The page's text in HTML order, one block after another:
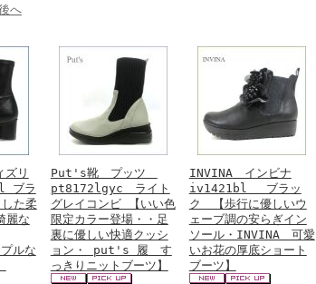
へ
リ
ブラ
た柔
麗な
ルな
Put's靴 プッツ
pt8172lgyc ライト
グレイコンビ 【いい色
限定カラー登場・・足
裏に優しい快適クッシ
ョン・ put's 履 す
っきりニットブーツ】
INVINA インビナ
iv1421bl ブラッ
ク 【歩行に優しいウ
ェーブ調の安らぎイン
ソール・INVINA 可愛
いお花の厚底ショート
ブーツ】